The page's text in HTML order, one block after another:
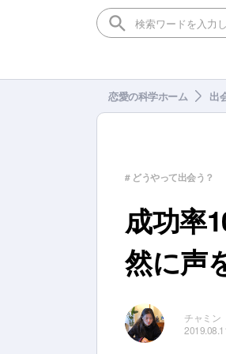
恋愛の科学ホーム 出
# どうやって出会う？
成功率
然に声
チャミン